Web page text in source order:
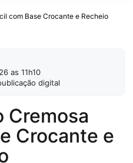
com Base Crocante e Recheio
as 11h10
digital
Cremosa
Crocante e